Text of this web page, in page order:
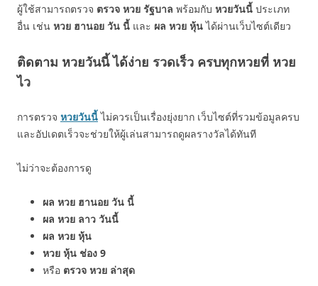
ผู้ใช้สามารถตรวจ ตรวจ หวย รัฐบาล พร้อมกับ หวยวันนี้ ประเภท
อื่น เช่น หวย ฮานอย วัน นี้ และ ผล หวย หุ้นได้ผ่านเว็บไซต์เดียว
ติดตาม หวยวันนี้ ได้ง่าย รวดเร็ว ครบทุกหวยที่ หวย
ไว
การตรวจ หวยวันนี้ไม่ควรเป็นเรื่องยุ่งยาก เว็บไซต์ที่รวมข้อมูลครบ
และอัปเดตเร็วจะช่วยให้ผู้เล่นสามารถดูผลรางวัลได้ทันที
ไม่ว่าจะต้องการดู
ผล หวย ฮานอย วัน นี้
ผล หวย ลาว วันนี้
ผล หวย หุ้น
หวย หุ้น ช่อง 9
หรือ ตรวจ หวย ล่าสุด